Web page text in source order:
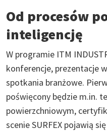
Od procesów
inteligencję
W programie ITM
konferencje, prezentacje
spotkania branżowe.
poświęcony będzie m.in.
powierzchniowym,
scenie SURFEX pojawią